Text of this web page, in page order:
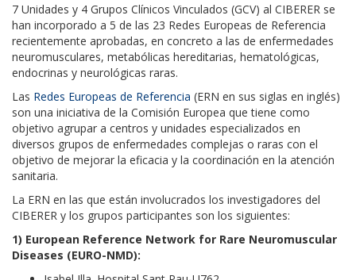
7 Unidades y 4 Grupos Clínicos Vinculados (GCV) al CIBERER se
han incorporado a 5 de las 23 Redes Europeas de Referencia
recientemente aprobadas, en concreto a las de enfermedades
neuromusculares, metabólicas hereditarias, hematológicas,
endocrinas y neurológicas raras.
Las Redes Europeas de Referencia (ERN en sus siglas en inglés)
son una iniciativa de la Comisión Europea que tiene como
objetivo agrupar a centros y unidades especializados en
diversos grupos de enfermedades complejas o raras con el
objetivo de mejorar la eficacia y la coordinación en la atención
sanitaria.
La ERN en las que están involucrados los investigadores del
CIBERER y los grupos participantes son los siguientes:
1) European Reference Network for Rare Neuromuscular
Diseases (EURO-NMD):